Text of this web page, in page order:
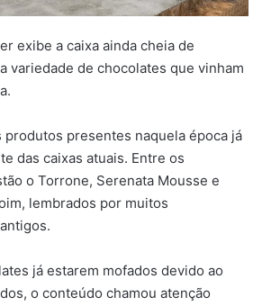
exibe a caixa ainda cheia de
variedade de chocolates que vinham
produtos presentes naquela época já
das caixas atuais. Entre os
o Torrone, Serenata Mousse e
lembrados por muitos
já estarem mofados devido ao
o conteúdo chamou atenção